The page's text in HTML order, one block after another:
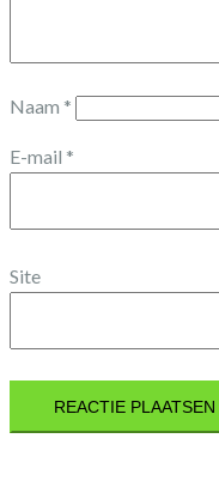
Naam *
E-mail *
Site